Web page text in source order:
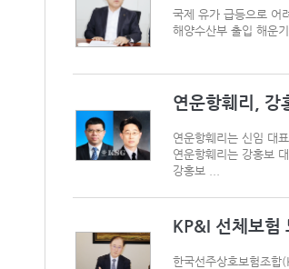
국제 유가 급등으로 어
해양수산부 출입 해운
연운항훼리, 강
연운항훼리는 신임 대
연운항훼리는 강홍보
강홍보 ...
KP&I 선체보험
한국선주상호보험조합